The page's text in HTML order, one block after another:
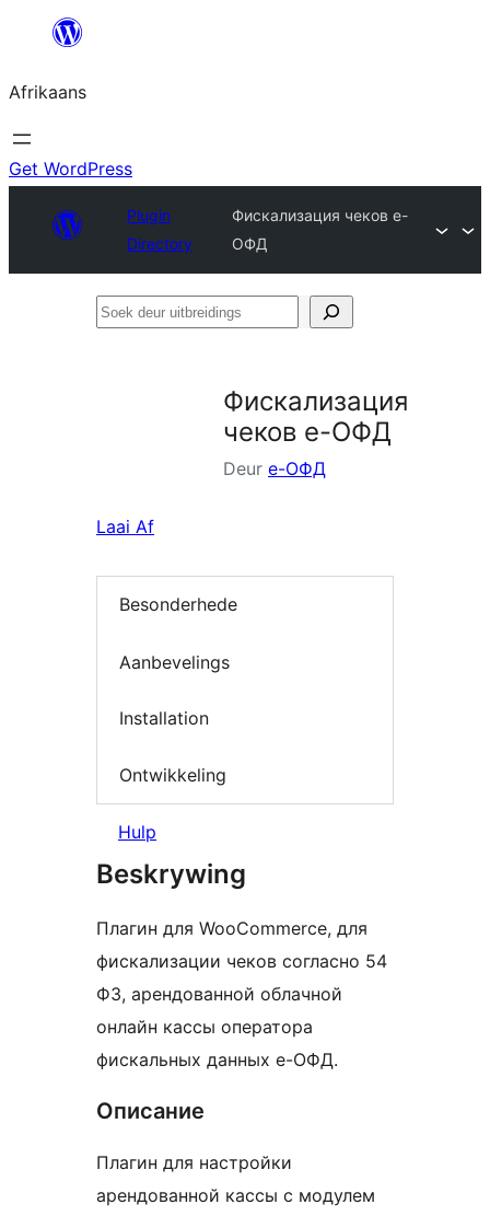
content
Afrikaans
Get WordPress
Plugin
Directory
Фискализация чеков е-
ОФД
Soek
Фискализация
чеков е-ОФД
Deur е-ОФД
Laai Af
Besonderhede
Aanbevelings
Installation
Ontwikkeling
Hulp
Beskrywing
Плагин для WooCommerce, для
фискализации чеков согласно 54
ФЗ, арендованной облачной
онлайн кассы оператора
фискальных данных е-ОФД.
Описание
Плагин для настройки
арендованной кассы с модулем